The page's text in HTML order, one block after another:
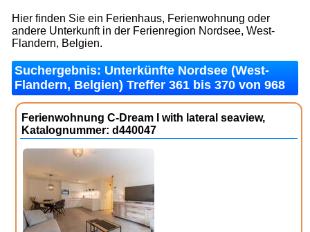
Hier finden Sie ein Ferienhaus, Ferienwohnung oder
andere Unterkunft in der Ferienregion Nordsee, West-
Flandern, Belgien.
Suchergebnis: Unterkünfte Nordsee (West-
Flandern, Belgien) Treffer 361 bis 370 von 968
Ferienwohnung C-Dream I with lateral seaview,
Katalognummer: d440047